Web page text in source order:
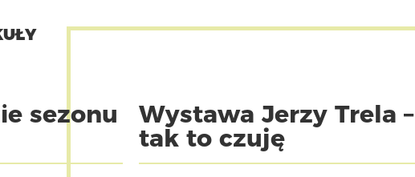
sezonu
Wystawa Jerzy Trela –
tak to czuję